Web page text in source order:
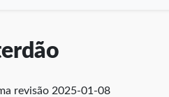
revisão 2025-01-08